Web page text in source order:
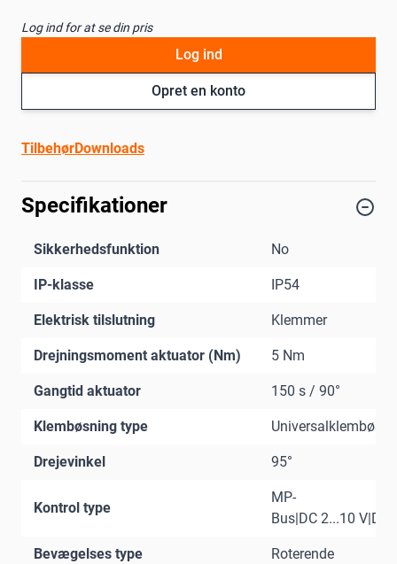
Log ind for at se din pris
Opret en konto
Log ind
TilbehørDownloads
Specifikationer
Sikkerhedsfunktion No
IP-klasse IP54
Elektrisk tilslutning Klemmer
Drejningsmoment aktuator (Nm) 5 Nm
Gangtid aktuator 150 s / 90°
Klembøsning type
Drejevinkel 95°
Kontrol type
MP-
Bus|DC 2...10 V|DC
Bevægelses type Roterende